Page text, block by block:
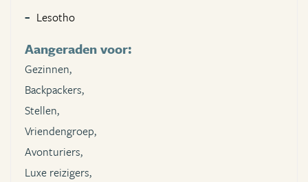
Lesotho
Aangeraden voor:
Gezinnen,
Backpackers,
Stellen,
Vriendengroep,
Avonturiers,
Luxe reizigers,